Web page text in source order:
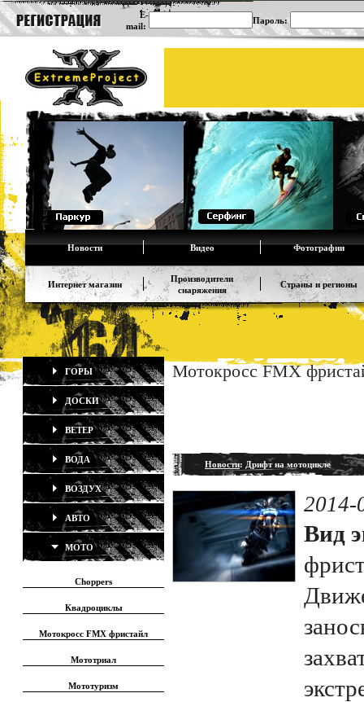
E-
mail:
Пароль:
Новости Видео Фотографии
Интернет магазин
Производители
снаряжения
Страны и регионы
ГОРЫ
ДОСКИ
ВЕТЕР
ВОДА
ВОЗДУХ
АВТО
МОТО
Choppers
Квадроциклы
Мотокросс FMX фристайл
Мототриал
Мототуризм
Мотокросс FMX
Новости: Дрифт на мотоцикле
2014-
Вид